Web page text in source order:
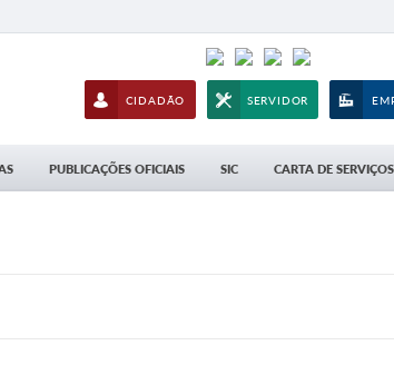
CIDADÃO SERVIDOR
PUBLICAÇÕES OFICIAIS SIC CARTA DE SERVIÇOS